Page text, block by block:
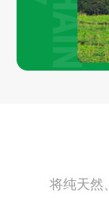
将纯天然